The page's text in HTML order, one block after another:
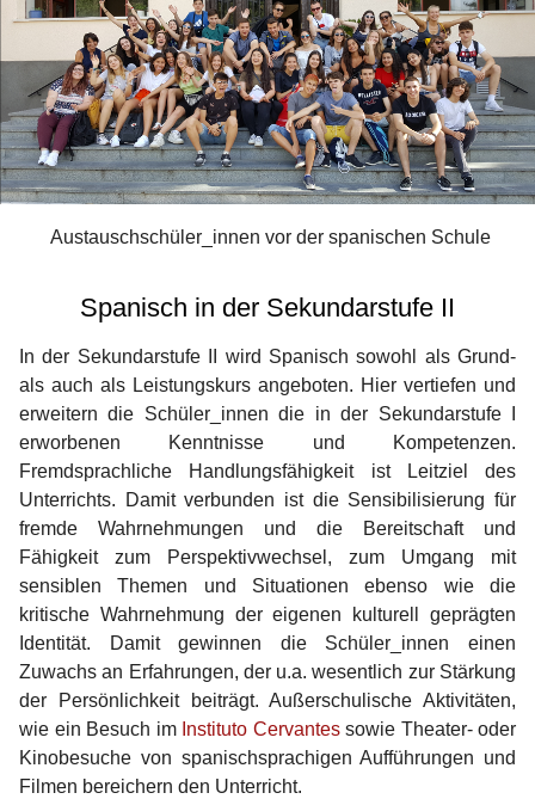
Austauschschüler_innen vor der spanischen Schule
Spanisch in der Sekundarstufe II
In der Sekundarstufe II wird Spanisch sowohl als Grund-
als auch als Leistungskurs angeboten. Hier vertiefen und
erweitern die Schüler_innen die in der Sekundarstufe I
erworbenen Kenntnisse und Kompetenzen.
Fremdsprachliche Handlungsfähigkeit ist Leitziel des
Unterrichts. Damit verbunden ist die Sensibilisierung für
fremde Wahrnehmungen und die Bereitschaft und
Fähigkeit zum Perspektivwechsel, zum Umgang mit
sensiblen Themen und Situationen ebenso wie die
kritische Wahrnehmung der eigenen kulturell geprägten
Identität. Damit gewinnen die Schüler_innen einen
Zuwachs an Erfahrungen, der u.a. wesentlich zur Stärkung
der Persönlichkeit beiträgt. Außerschulische Aktivitäten,
wie ein Besuch im Instituto Cervantessowie Theater- oder
Kinobesuche von spanischsprachigen Aufführungen und
Filmen bereichern den Unterricht.